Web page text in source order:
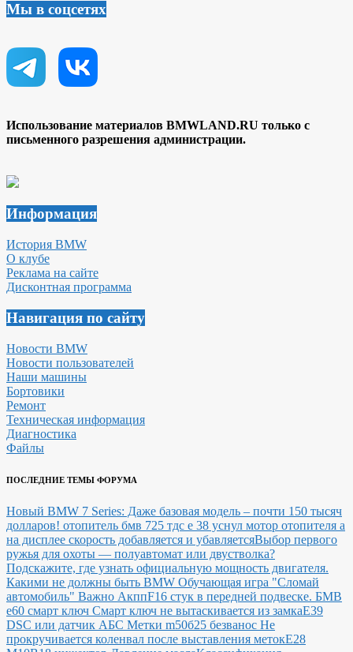
Мы в соцсетях
Использование материалов BMWLAND.RU только с
письменного разрешения администрации.
Информация
История BMW
О клубе
Реклама на сайте
Дисконтная программа
Навигация по сайту
Новости BMW
Новости пользователей
Наши машины
Бортовики
Ремонт
Техническая информация
Диагностика
Файлы
ПОСЛЕДНИЕ ТЕМЫ ФОРУМА
Новый BMW 7 Series: Даже базовая модель – почти 150 тысяч
долларов! отопитель бмв 725 тдс е 38 уснул мотор отопителя а
на дисплее скорость добавляется и убавляетсяВыбор первого
ружья для охоты — полуавтомат или двустволка?
Подскажите, где узнать официальную мощность двигателя.
Какими не должны быть BMW Обучающая игра "Сломай
автомобиль" Важно АкппF16 стук в передней подвеске. БМВ
е60 смарт ключ Смарт ключ не вытаскивается из замкаE39
DSC или датчик АБС Метки m50б25 безванос Не
прокручивается коленвал после выставления метокЕ28